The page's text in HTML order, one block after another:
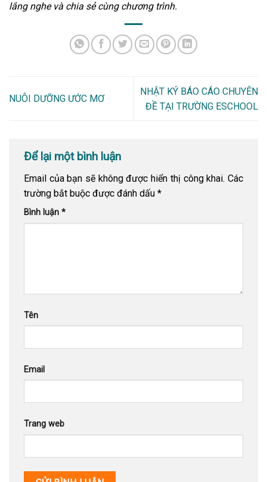
lắng nghe và chia sẻ cùng chương trình.
NUÔI DƯỠNG ƯỚC MƠ
NHẬT KÝ BÁO CÁO CHUYÊN
ĐỀ TẠI TRƯỜNG ESCHOOL
Để lại một bình luận
Email của bạn sẽ không được hiển thị công khai. Các
trường bắt buộc được đánh dấu *
Bình luận *
Tên
Email
Trang web